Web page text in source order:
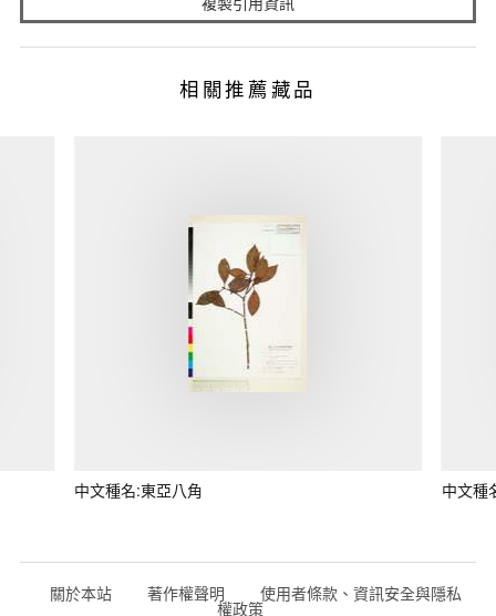
相關推薦藏品
中文種名:東亞八角 中文種
關於本站 著作權聲明 使用者條款、資訊安全與隱私
權政策